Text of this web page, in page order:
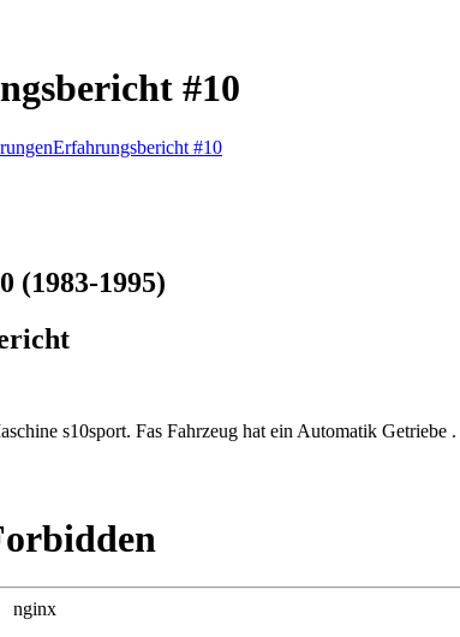
#10
Erfahrungsbericht #10
(1983-1995)
s10sport. Fas Fahrzeug hat ein Automatik